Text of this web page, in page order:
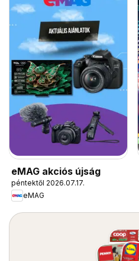
eMAG akciós újság
péntektől 2026.07.17.
eMAG